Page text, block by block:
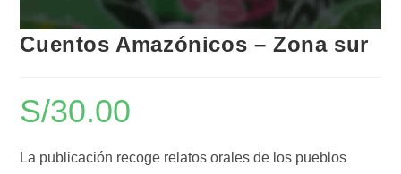
Cuentos Amazónicos – Zona sur
S/30.00
La publicación recoge relatos orales de los pueblos